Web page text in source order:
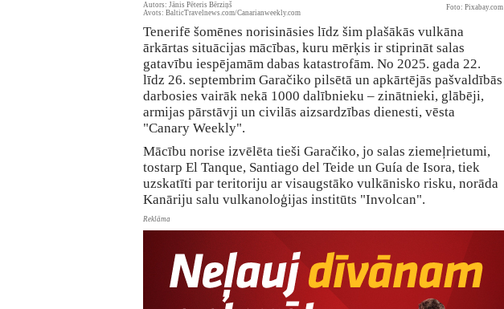
Foto: Pixabay.com
Autors: Jānis Pēteris Bērziņš
Avots: BalticTravelnews.com/Canarianweekly.com
Tenerifē šomēnes norisināsies līdz šim plašākās vulkāna
ārkārtas situācijas mācības, kuru mērķis ir stiprināt salas
gatavību iespējamām dabas katastrofām. No 2025. gada 22.
līdz 26. septembrim Garačiko pilsētā un apkārtējās pašvaldībās
darbosies vairāk nekā 1000 dalībnieku – zinātnieki, glābēji,
armijas pārstāvji un civilās aizsardzības dienesti, vēsta
"Canary Weekly".
Mācību norise izvēlēta tieši Garačiko, jo salas ziemeļrietumi,
tostarp El Tanque, Santiago del Teide un Guía de Isora, tiek
uzskatīti par teritoriju ar visaugstāko vulkānisko risku, norāda
Kanāriju salu vulkanoloģijas institūts "Involcan".
Reklāma